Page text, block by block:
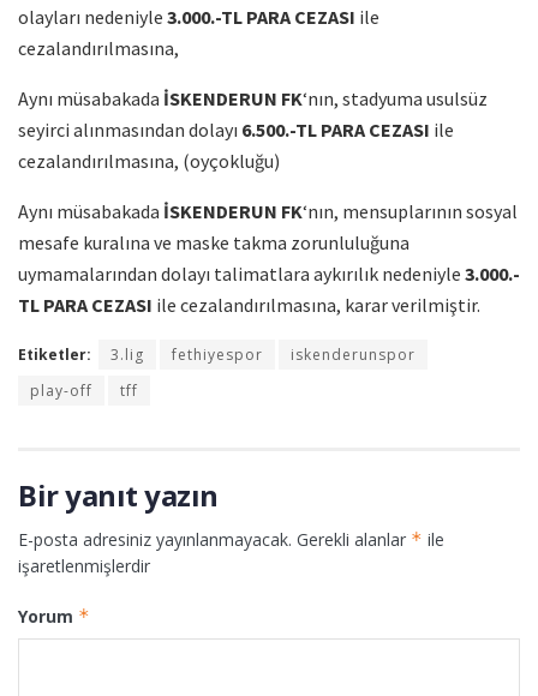
olayları nedeniyle 3.000.-TL PARA CEZASI ile
cezalandırılmasına,
Aynı müsabakada İSKENDERUN FK‘nın, stadyuma usulsüz
seyirci alınmasından dolayı 6.500.-TL PARA CEZASI ile
cezalandırılmasına, (oyçokluğu)
Aynı müsabakada İSKENDERUN FK‘nın, mensuplarının sosyal
mesafe kuralına ve maske takma zorunluluğuna
uymamalarından dolayı talimatlara aykırılık nedeniyle 3.000.-
TL PARA CEZASI ile cezalandırılmasına, karar verilmiştir.
Etiketler: 3.lig fethiyespor
iskenderunspor
play-off
tff
Bir yanıt yazın
E-posta adresiniz yayınlanmayacak. Gerekli alanlar * ile
işaretlenmişlerdir
Yorum *